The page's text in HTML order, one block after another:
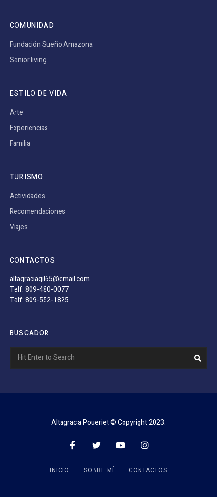
COMUNIDAD
Fundación Sueño Amazona
Senior living
ESTILO DE VIDA
Arte
Experiencias
Familia
TURISMO
Actividades
Recomendaciones
Viajes
CONTACTOS
altagraciagil65@gmail.com
Telf: 809-480-0077
Telf: 809-552-1825
BUSCADOR
for:
Altagracia Poueriet © Copyright 2023.
INICIO SOBRE MÍ CONTACTOS